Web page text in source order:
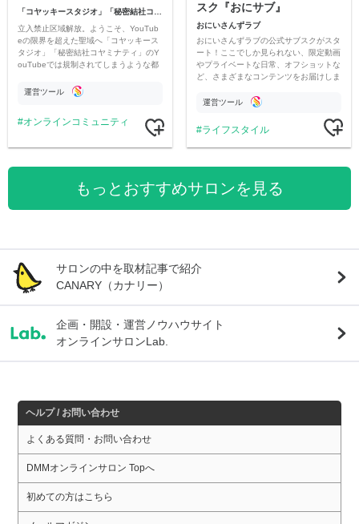
「コヤッキースタジオ」「秘密結社コヤミナティ」
立入禁止区域解放。ようこそ、YouTub
eの限界を超えた聖域へ「コヤッキース
タジオ」「秘密結社コヤミナティ」のY
ouTubeでは規制されてしまうような都
公開。
運営ツール
オンラインコミュニティ
スク『おにサブ』
おにいさんずラブ
おにいさんずラブの公式サブスクがスタ
ート！ここでしか見られない、限定動画
やプライベートな日常、オフショットな
ど、さまざまなコンテンツをお届けしま
運営ツール
ライフスタイル
もっとおすすめサロンを見る
サロンの中を取材記事で紹介
CANARY（カナリー）
企画・開設・運営ノウハウサイト
オンラインサロンLab.
ヘルプ / お問い合わせ
よくある質問・お問い合わせ
DMMオンラインサロン Topへ
初めての方はこちら